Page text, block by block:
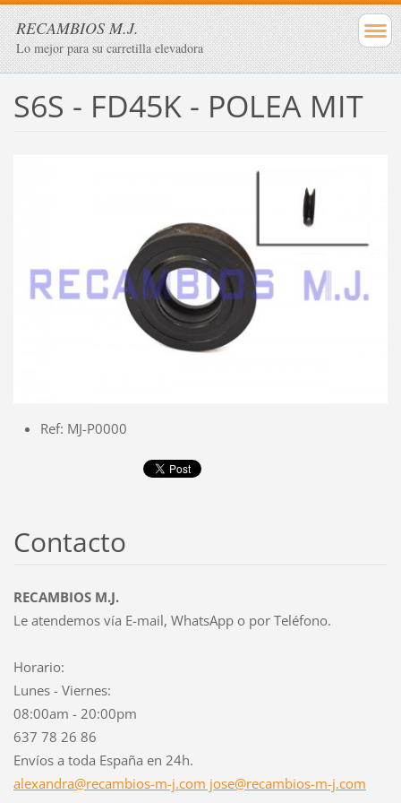
RECAMBIOS M.J.
Lo mejor para su carretilla elevadora
S6S - FD45K - POLEA MIT
Ref: MJ-P0000
Contacto
RECAMBIOS M.J.
Le atendemos vía E-mail, WhatsApp o por Teléfono.
Horario:
Lunes - Viernes:
08:00am - 20:00pm
637 78 26 86
Envíos a toda España en 24h.
alexandra@recambios-m-j.com jose@recambios-m-j.com